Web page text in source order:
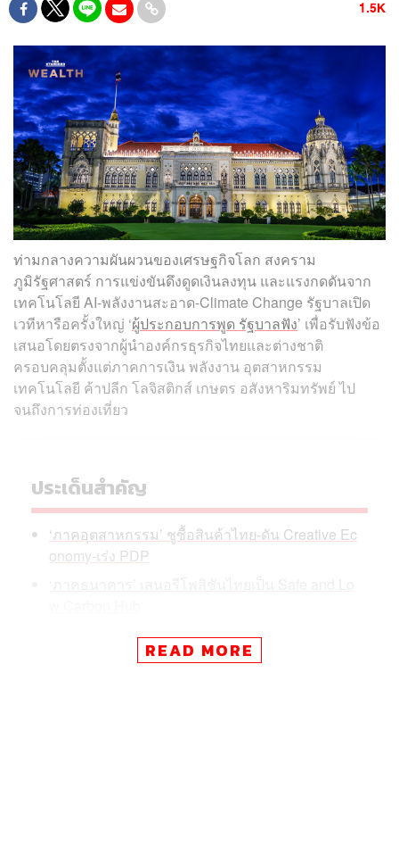
1.5K
ท่ามกลางความผันผวนของเศรษฐกิจโลก สงคราม
ภูมิรัฐศาสตร์ การแข่งขันดึงดูดเงินลงทุน และแรงกดดันจาก
เทคโนโลยี AI-พลังงานสะอาด-Climate Change รัฐบาลเปิด
เวทีหารือครั้งใหญ่ ‘ผู้ประกอบการพูด รัฐบาลฟัง’ เพื่อรับฟังข้อ
เสนอโดยตรงจากผู้นำองค์กรธุรกิจไทยและต่างชาติ
ครอบคลุมตั้งแต่ภาคการเงิน พลังงาน อุตสาหกรรม
เทคโนโลยี ค้าปลีก โลจิสติกส์ เกษตร อสังหาริมทรัพย์ ไป
จนถึงการท่องเที่ยว
ประเด็นสำคัญ
‘ภาคอุตสาหกรรม’ ชูซื้อสินค้าไทย-ดัน Creative Ec
onomy-เร่ง PDP
‘ภาคการค้า’ ชงตั้งคณะกรรมการแก้คอร์รัปชันแห่ง
READ MORE